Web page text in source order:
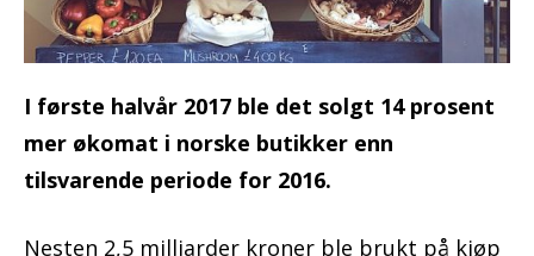
I første halvår 2017 ble det solgt 14 prosent
mer økomat i norske butikker enn
tilsvarende periode for 2016.
Nesten 2,5 milliarder kroner ble brukt på kjøp